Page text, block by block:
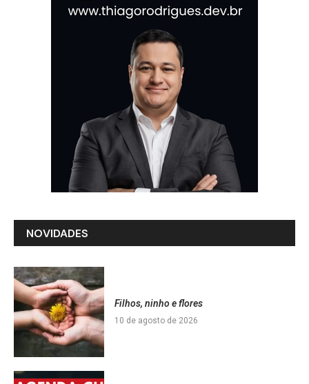
NOVIDADES
Filhos, ninho e flores
10 de agosto de 2026